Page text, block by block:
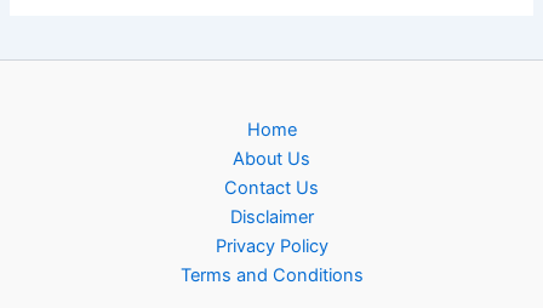
Home
About Us
Contact Us
Disclaimer
Privacy Policy
Terms and Conditions